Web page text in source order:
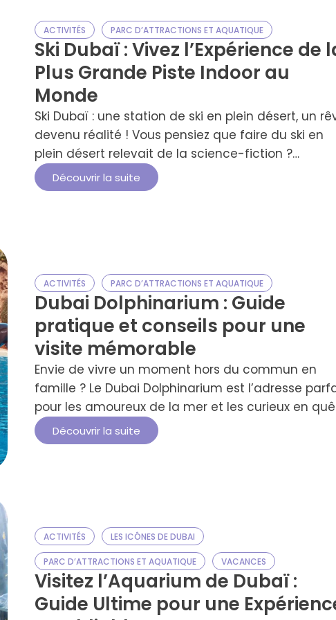
ACTIVITÉS PARC D’ATTRACTIONS ET AQUATIQUE
Ski Dubaï : Vivez l’Expérience de
Plus Grande Piste Indoor au
Monde
Ski Dubaï : une station de ski en plein désert, un
devenu réalité ! Vous pensiez que faire du ski en
plein désert relevait de la science-fiction ?
Bienvenue à Ski Dubaï, une véritable prouesse
technologique nichée au cœur du Mall of the
Découvrir la suite
ACTIVITÉS PARC D’ATTRACTIONS ET AQUATIQUE
Dubai Dolphinarium : Guide
pratique et conseils pour une
visite mémorable
Envie de vivre un moment hors du commun en
famille ? Le Dubai Dolphinarium est l’adresse
pour les amoureux de la mer et les curieux en
d’expériences uniques à Dubaï.Plusieurs types de
billets sont disponibles, avec des options incluant
Découvrir la suite
ACTIVITÉS LES ICÔNES DE DUBAI
PARC D’ATTRACTIONS ET AQUATIQUE VACANCES
Visitez l’Aquarium de Dubaï :
Guide Ultime pour une